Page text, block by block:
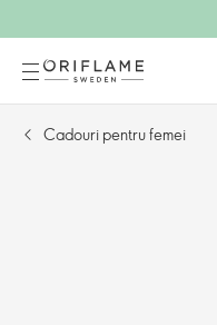
Cadouri pentru femei